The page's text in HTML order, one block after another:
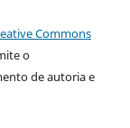
Commons
o
de autoria e